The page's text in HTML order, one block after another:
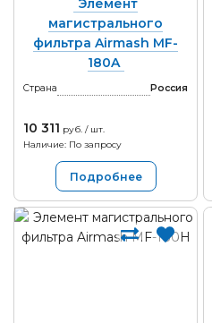
Элемент
магистрального
фильтра Airmash MF-
180A
Страна Россия
10 311 руб. / шт.
Наличие: По запросу
Подробнее